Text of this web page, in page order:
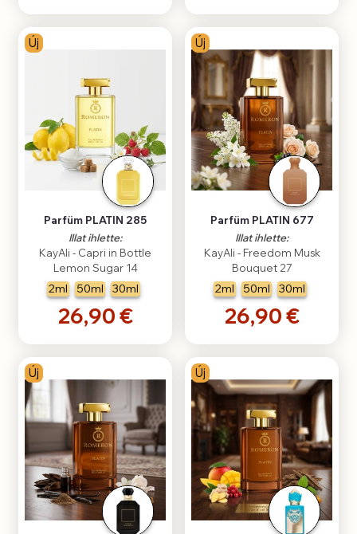
Új
Parfüm PLATIN 285
Illat ihlette:
KayAli - Capri in Bottle
Lemon Sugar 14
2ml 50ml 30ml
26,90 €
Új
Parfüm PLATIN 677
Illat ihlette:
KayAli - Freedom Musk
Bouquet 27
2ml 50ml 30ml
26,90 €
Új Új